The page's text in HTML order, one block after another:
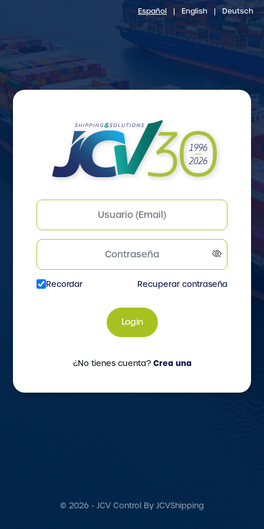
Español | English | Deutsch
Recordar Recuperar contraseña
Login
¿No tienes cuenta? Crea una
© 2026 - JCV Control By JCVShipping